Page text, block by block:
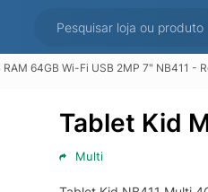
64GB Wi-Fi USB 2MP 7" NB411 -
Tablet Kid
Multi